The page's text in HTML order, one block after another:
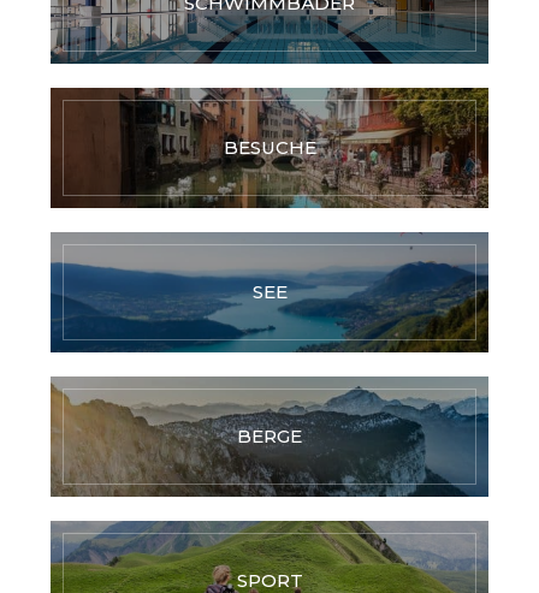
BESUCHE
SEE
BERGE
SPORT